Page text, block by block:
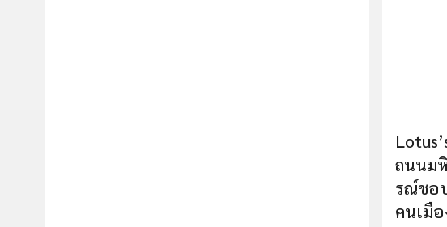
ถนนม
รณ์ชอ
คนเมือ